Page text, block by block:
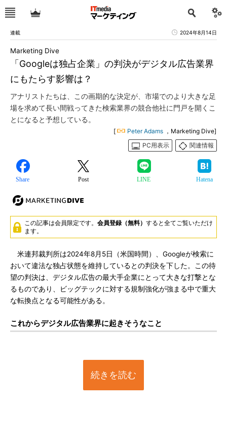
連載 2024年8月14日
「Googleは独占企業」の判決がデジタル広告業界
にもたらす影響は？
Marketing Dive
アナリストたちは、この画期的な決定が、市場でのより大きな足
場を求めて長い間戦ってきた検索業界の競合他社に門戸を開くこ
とになると予想している。
[ Peter Adams ，Marketing Dive]
PC用表示
関連情報
Share Post LINE Hatena
この記事は会員限定です。 会員登録（無料） すると全てご覧いただけ
ます。
米連邦裁判所は2024年8月5日（米国時間）、Googleが検索に
おいて違法な独占状態を維持しているとの判決を下した。この待
望の判決は、デジタル広告の最大手企業にとって大きな打撃とな
るものであり、ビッグテックに対する規制強化が強まる中で重大
な転換点となる可能性がある。
これからデジタル広告業界に起きそうなこと
続きを読む